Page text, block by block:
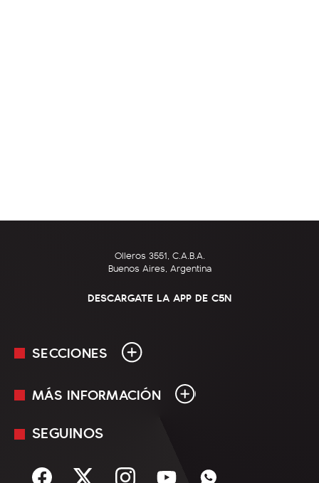
Olleros 3551, C.A.B.A.
Buenos Aires, Argentina
DESCARGATE LA APP DE C5N
SECCIONES
En Vivo
Sociedad
MÁS INFORMACIÓN
Mediakit
Términos y condiciones
SEGUINOS